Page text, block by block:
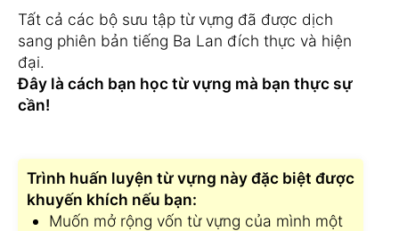
Tất cả các bộ sưu tập từ vựng đã được dịch
sang phiên bản tiếng Ba Lan đích thực và hiện
đại.
Đây là cách bạn học từ vựng mà bạn thực sự
cần!
Trình huấn luyện từ vựng này đặc biệt được
khuyến khích nếu bạn:
Muốn mở rộng vốn từ vựng của mình một